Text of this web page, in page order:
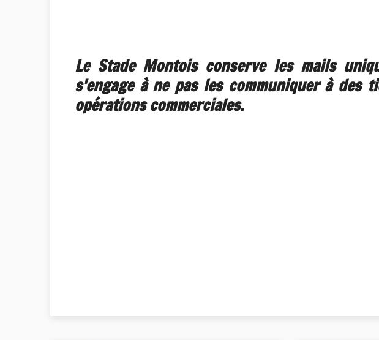
Le Stade Montois conserve les mails
s'engage à ne pas les communiquer à
opérations commerciales.